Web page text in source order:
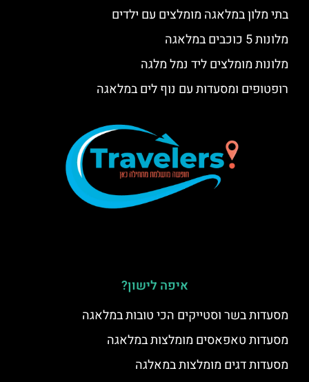
בתי מלון במלאגה מומלצים עם ילדים
מלונות 5 כוכבים במלאגה
מלונות מומלצים ליד נמל מלגה
רופטופים ומסעדות עם נוף לים במלאגה
איפה לישון?
מסעדות בשר וסטייקים הכי טובות במלאגה
מסעדות טאפאסים מומלצות במלאגה
מסעדות דגים מומלצות במאלגה